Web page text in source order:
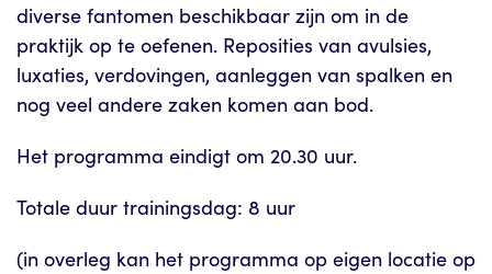
diverse fantomen beschikbaar zijn om in de
praktijk op te oefenen. Reposities van avulsies,
luxaties, verdovingen, aanleggen van spalken en
nog veel andere zaken komen aan bod.
Het programma eindigt om 20.30 uur.
Totale duur trainingsdag: 8 uur
(in overleg kan het programma op eigen locatie op